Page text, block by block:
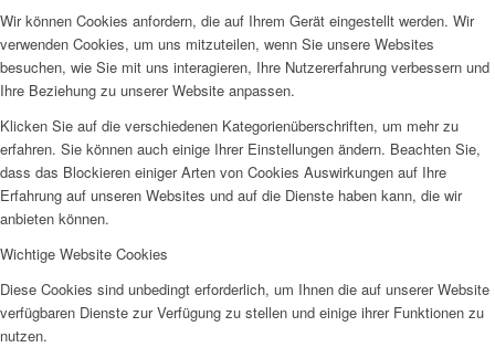
Kinder und Jugend
Ambulante Hilfen zur Erziehung
Wir können Cookies anfordern, die auf Ihrem Gerät eingestellt werden. Wir
verwenden Cookies, um uns mitzuteilen, wenn Sie unsere Websites
besuchen, wie Sie mit uns interagieren, Ihre Nutzererfahrung verbessern und
Ihre Beziehung zu unserer Website anpassen.
Klicken Sie auf die verschiedenen Kategorienüberschriften, um mehr zu
erfahren. Sie können auch einige Ihrer Einstellungen ändern. Beachten Sie,
dass das Blockieren einiger Arten von Cookies Auswirkungen auf Ihre
Erfahrung auf unseren Websites und auf die Dienste haben kann, die wir
anbieten können.
Wichtige Website Cookies
Diese Cookies sind unbedingt erforderlich, um Ihnen die auf unserer Website
verfügbaren Dienste zur Verfügung zu stellen und einige ihrer Funktionen zu
nutzen.